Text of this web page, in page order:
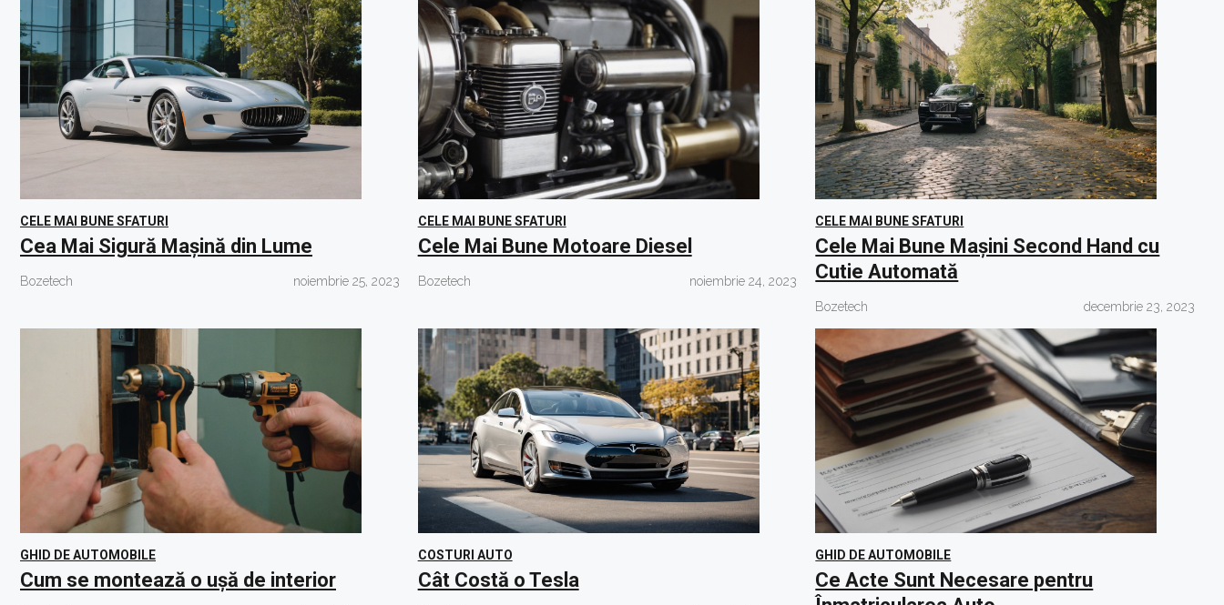
CELE MAI BUNE SFATURI
Cea Mai Sigură Mașină din Lume
Bozetech noiembrie 25, 2023
CELE MAI BUNE SFATURI
Cele Mai Bune Motoare Diesel
Bozetech noiembrie 24, 2023
CELE MAI BUNE SFATURI
Cele Mai Bune Mașini Second Hand cu
Cutie Automată
Bozetech decembrie 23, 2023
GHID DE AUTOMOBILE
Cum se montează o ușă de interior
COSTURI AUTO
Cât Costă o Tesla
GHID DE AUTOMOBILE
Ce Acte Sunt Necesare pentru